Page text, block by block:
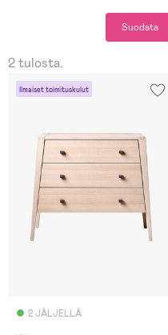
Suodata
2 tulosta.
Ilmaiset toimituskulut
2 JÄLJELLÄ